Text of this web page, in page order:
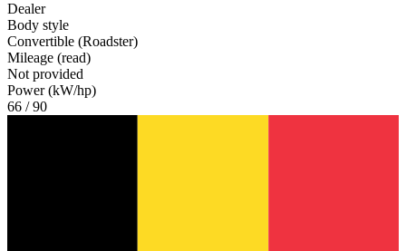
Dealer
Body style
Convertible (Roadster)
Mileage (read)
Not provided
Power (kW/hp)
66 / 90